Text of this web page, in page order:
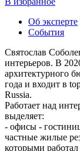
Об эксперте
События
Святослав
интерьеров. В
архитектурного
года и входит в
Russia.
Работает над
выделяет:
- офисы -
частные жилые
которыми